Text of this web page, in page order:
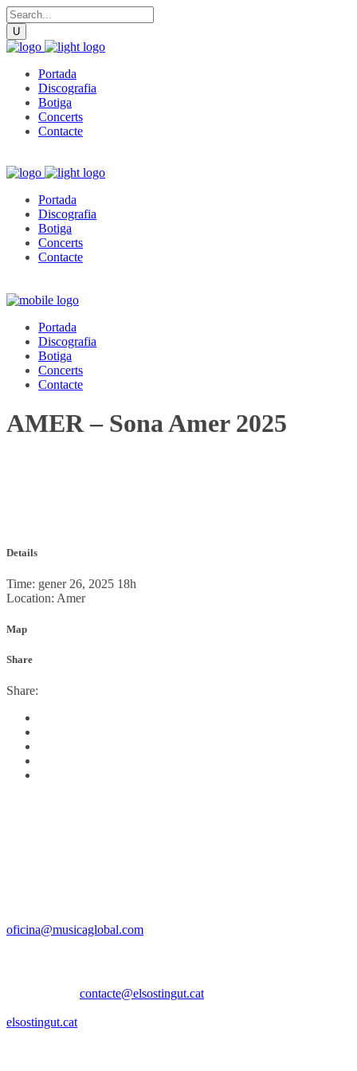
Portada
Discografia
Botiga
Concerts
Contacte
Portada
Discografia
Botiga
Concerts
Contacte
Portada
Discografia
Botiga
Concerts
Contacte
AMER – Sona Amer 2025
Details
Time: gener 26, 2025 18h
Location: Amer
Map
Share
Share:
oficina@musicaglobal.com
contacte@elsostingut.cat
elsostingut.cat